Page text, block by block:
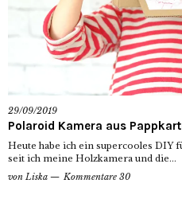
29/09/2019
Polaroid Kamera aus
Heute habe ich ein supercooles DIY
seit ich meine Holzkamera und die...
von Liska Kommentare 30